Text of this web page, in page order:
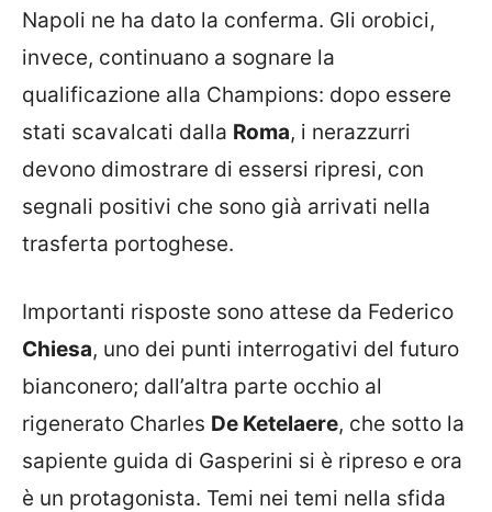
Napoli ne ha dato la conferma. Gli orobici,
invece, continuano a sognare la
qualificazione alla Champions: dopo essere
stati scavalcati dalla Roma, i nerazzurri
devono dimostrare di essersi ripresi, con
segnali positivi che sono già arrivati nella
trasferta portoghese.
Importanti risposte sono attese da Federico
Chiesa, uno dei punti interrogativi del futuro
bianconero; dall’altra parte occhio al
rigenerato Charles De Ketelaere, che sotto la
sapiente guida di Gasperini si è ripreso e ora
è un protagonista. Temi nei temi nella sfida